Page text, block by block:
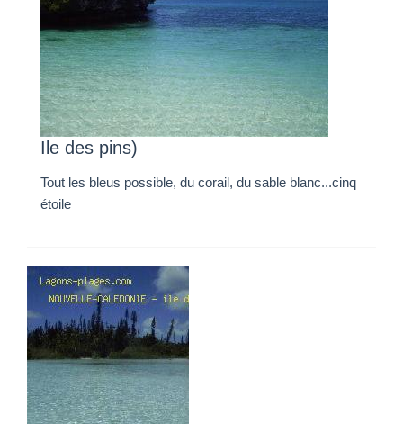
Ile des pins)
Tout les bleus possible, du corail, du sable blanc...cinq
étoile